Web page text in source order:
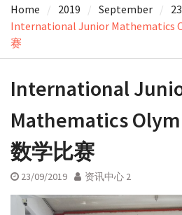
Home 2019 September
23
International Junior Mathematics
赛
International
Mathematics
数学比赛
23/09/2019 资讯中心 2